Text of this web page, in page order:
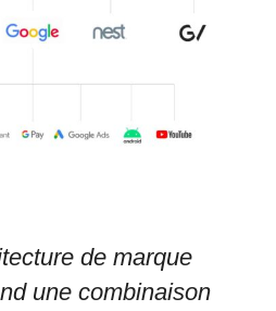
de marque
une combinaison